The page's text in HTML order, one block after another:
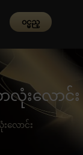
၀င္မည္
ာလုံးလောင်း
လောင်း